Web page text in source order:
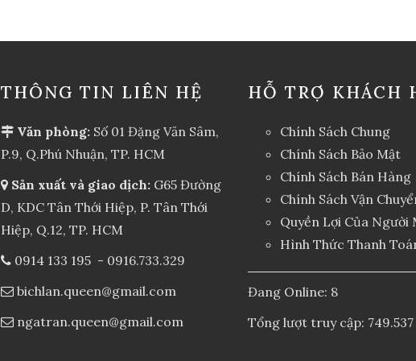
THÔNG TIN LIÊN HỆ
Văn phòng: Số 01 Đặng Văn Sâm,
P.9, Q.Phú Nhuận, TP. HCM
Sản xuất và giao dịch: G65 Đường
D, KDC Tân Thới Hiệp, P. Tân Thới
Hiệp, Q.12, TP. HCM
0914 133 195- 0916.733.329
bichlan.queen@gmail.com
ngatran.queen@gmail.com
HỖ TRỢ KHÁCH
Chính Sách Chung
Chính Sách Bảo Mật
Chính Sách Bán Hàng
Chính Sách Vận
Quyền Lợi Của Người
Hình Thức Thanh
Đang Online: 8
Tổng lượt truy cập: 749.537